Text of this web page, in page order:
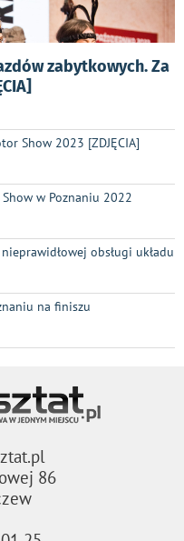
zabytkowych. Za
Show 2023 [ZDJĘCIA]
w Poznaniu 2022
obsługi układu
na finiszu
86